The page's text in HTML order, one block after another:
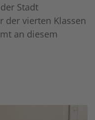
Stadt
der vierten Klassen
an diesem